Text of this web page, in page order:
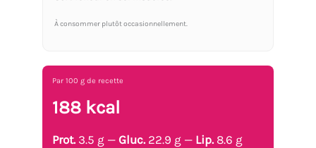
À consommer plutôt occasionnellement.
Par 100 g de recette
188 kcal
Prot.3.5 g —Gluc.22.9 g — Lip.8.6 g